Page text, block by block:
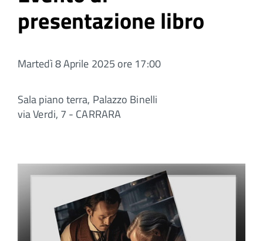
presentazione libro
Martedì 8 Aprile 2025 ore 17:00
Sala piano terra, Palazzo Binelli
via Verdi, 7 - CARRARA